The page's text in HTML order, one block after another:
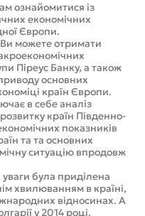
ознайомитися із
економічних
Європи.
Ви можете отримати
Піреус Банку, а також
основних
країн Європи.
в себе аналіз
країн Південно-
показників
та та основних
ситуацію впродовж
уваги була приділена
хвилюванням в країні,
відносинах. А
у 2014 році,